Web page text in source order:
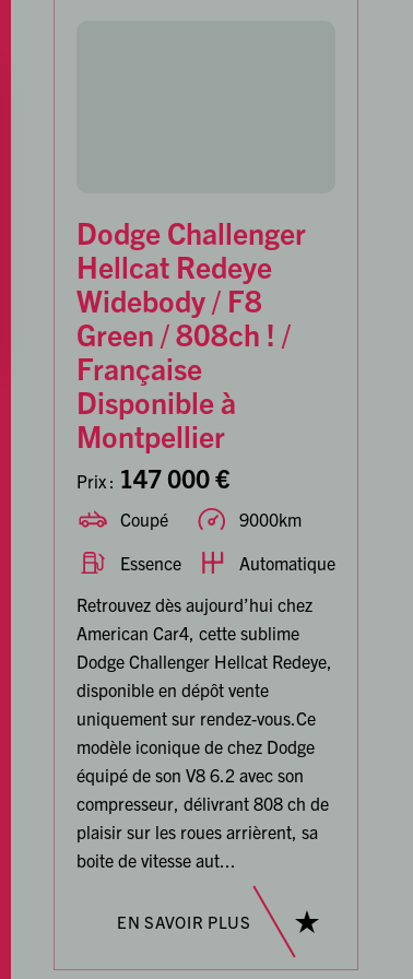
Dodge Challenger
Hellcat Redeye
Widebody / F8
Green / 808ch ! /
Française
Disponible à
Montpellier
Prix : 147 000 €
Coupé
9000km
Essence
Automatique
Retrouvez dès aujourd’hui chez
American Car4, cette sublime
Dodge Challenger Hellcat Redeye,
disponible en dépôt vente
uniquement sur rendez-vous.Ce
modèle iconique de chez Dodge
équipé de son V8 6.2 avec son
compresseur, délivrant 808 ch de
plaisir sur les roues arrièrent, sa
boite de vitesse aut...
EN SAVOIR PLUS